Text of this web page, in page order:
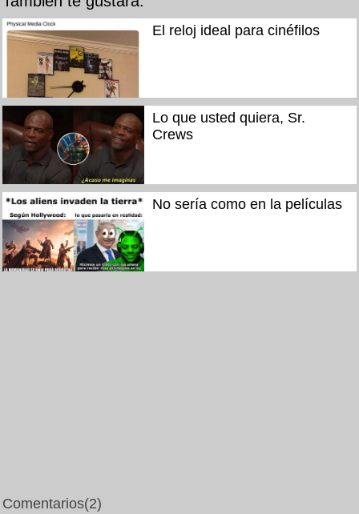
El reloj ideal para cinéfilos
Lo que usted quiera, Sr.
Crews
No sería como en la películas
Comentarios(2)